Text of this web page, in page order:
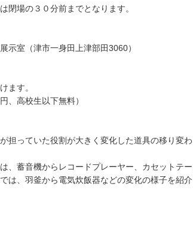
の３０分前までとなります。
室（津市一身田上津部田3060）
ます。
高校生以下無料）
ていた役割が大きく変化した道具の移り変わ
音機からレコードプレーヤー、カセットテー
羽釜から電気炊飯器などの変化の様子を紹介